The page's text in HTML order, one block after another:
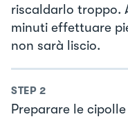
riscaldarlo troppo.
minuti effettuare
non sarà liscio.
STEP 2
Preparare le